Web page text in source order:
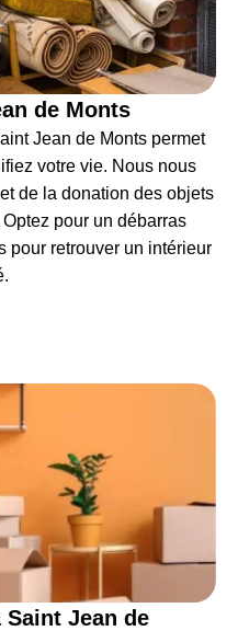
de Monts
Jean de Monts permet
votre vie. Nous nous
de la donation des objets
pour un débarras
pour retrouver un intérieur
Jean de